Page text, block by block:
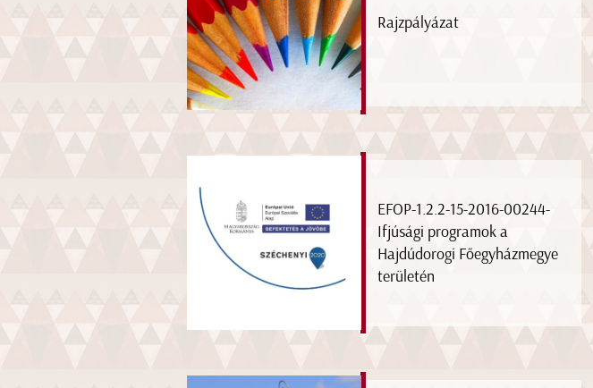
Rajzpályázat
EFOP-1.2.2-15-2016-00244-
Ifjúsági programok a
Hajdúdorogi Főegyházmegye
területén